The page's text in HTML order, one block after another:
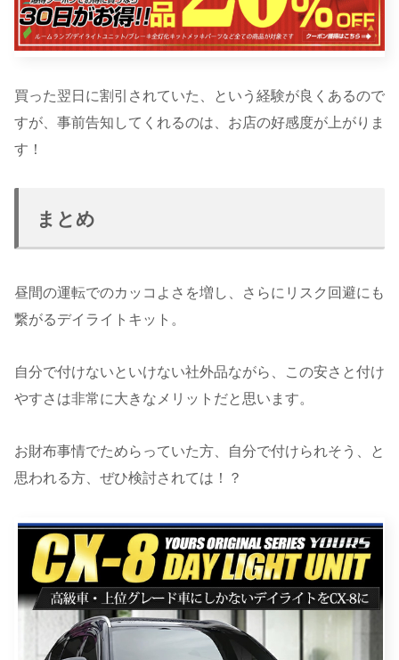
買った翌日に割引されていた、という経験が良くあるので
すが、事前告知してくれるのは、お店の好感度が上がりま
す！
まとめ
昼間の運転でのカッコよさを増し、さらにリスク回避にも
繋がるデイライトキット。
自分で付けないといけない社外品ながら、この安さと付け
やすさは非常に大きなメリットだと思います。
お財布事情でためらっていた方、自分で付けられそう、と
思われる方、ぜひ検討されては！？